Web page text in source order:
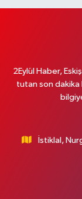
2Eylül Haber,
tutan son dakika
İstiklal,